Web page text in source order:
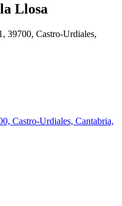
Llosa
39700, Castro-Urdiales,
Castro-Urdiales, Cantabria,